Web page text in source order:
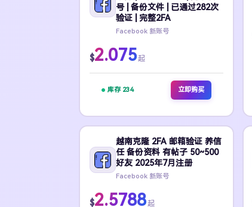
号 | 备份文件 | 已通过282次
验证 | 完整2FA
Facebook 新账号
$2.075起
库存 234 立即购买
越南克隆 2FA 邮箱验证 养信
任 备份资料 有帖子 50~500
好友 2025年7月注册
Facebook 新账号
$2.5788起